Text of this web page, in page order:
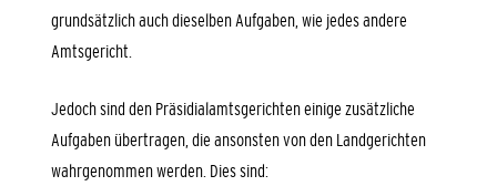
grundsätzlich auch dieselben Aufgaben, wie jedes andere
Amtsgericht.
Jedoch sind den Präsidialamtsgerichten einige zusätzliche
Aufgaben übertragen, die ansonsten von den Landgerichten
wahrgenommen werden. Dies sind: